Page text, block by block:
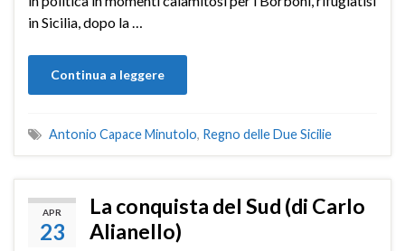
in Sicilia, dopo la …
Continua a leggere
Antonio Capace Minutolo, Regno delle Due Sicilie
APR
23
La conquista del Sud (di Carlo
Alianello)